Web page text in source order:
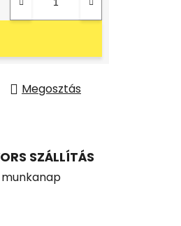
Megosztás
SZÁLLÍTÁS
munkanap